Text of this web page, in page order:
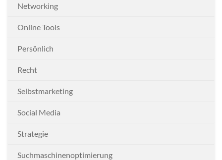
Networking
Online Tools
Persönlich
Recht
Selbstmarketing
Social Media
Strategie
Suchmaschinenoptimierung